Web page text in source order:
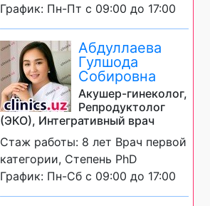
График: Пн-Пт с 09:00 до 17:00
Абдуллаева
Гулшода
Собировна
Акушер-гинеколог,
Репродуктолог
(ЭКО), Интегративный врач
Стаж работы: 8 лет Врач первой
категории, Степень PhD
График: Пн-Сб с 09:00 до 17:00